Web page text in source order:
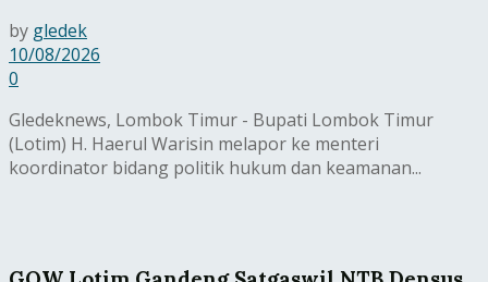
by gledek
10/08/2026
0
Gledeknews, Lombok Timur - Bupati Lombok Timur
(Lotim) H. Haerul Warisin melapor ke menteri
koordinator bidang politik hukum dan keamanan...